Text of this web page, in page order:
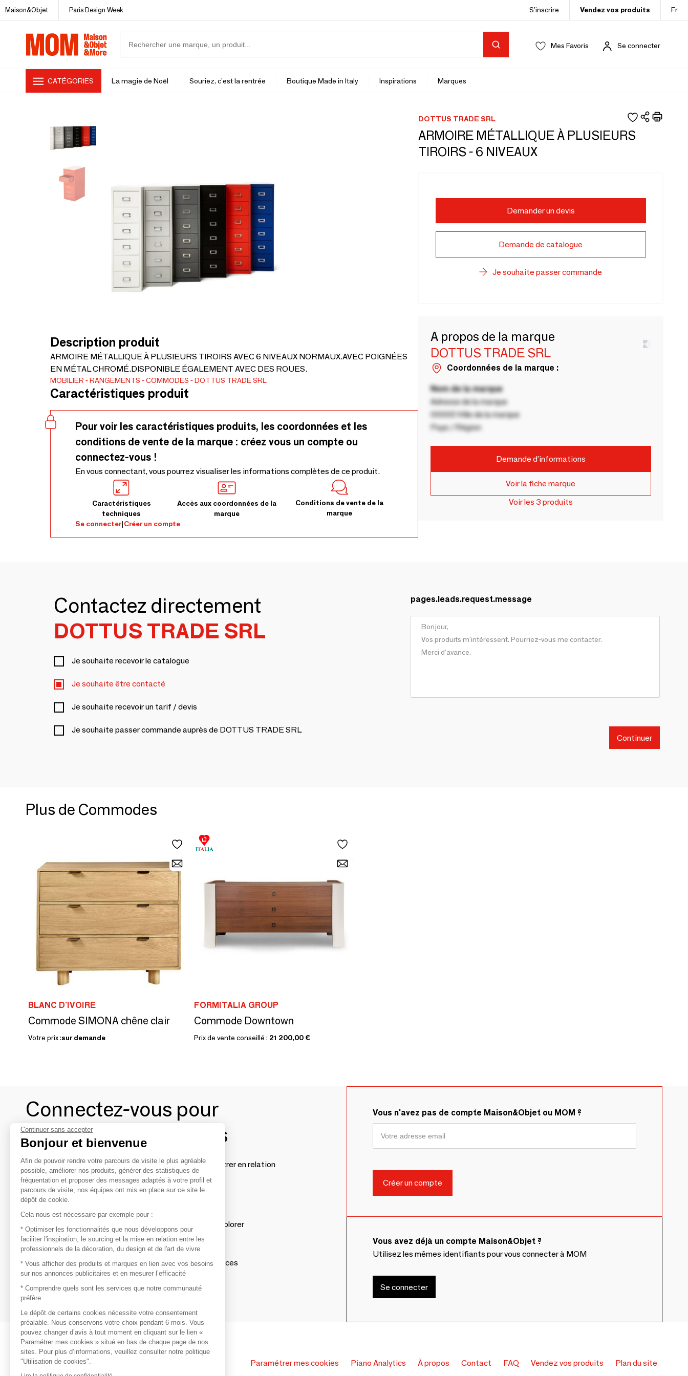
Maison&Objet Paris Design Week S’inscrire Vendez vos produits Fr
Mes Favoris Se connecter
CATÉGORIES La magie de Noël Souriez, c'est la rentrée Boutique Made in Italy Inspirations Marques
Description produit
ARMOIRE MÉTALLIQUE À PLUSIEURS TIROIRS AVEC 6 NIVEAUX NORMAUX.AVEC POIGNÉES
EN MÉTAL CHROMÉ.DISPONIBLE ÉGALEMENT AVEC DES ROUES.
MOBILIER RANGEMENTS COMMODES DOTTUS TRADE SRL
Caractéristiques produit
Pour voir les caractéristiques produits, les coordonnées et les
conditions de vente de la marque : créez vous un compte ou
connectez-vous !
En vous connectant, vous pourrez visualiser les informations complètes de ce produit.
Caractéristiques
techniques
Accès aux coordonnées de la
marque
Conditions de vente de la
marque
Se connecter|Créer un compte
DOTTUS TRADE SRL
ARMOIRE MÉTALLIQUE À PLUSIEURS
TIROIRS - 6 NIVEAUX
Demander un devis
Demande de catalogue
Je souhaite passer commande
A propos de la marque
DOTTUS TRADE SRL
Coordonnées de la marque :
Nom de la marque
Adresse de la marque
00000 Ville de la marque
Pays / Région
Demande d'informations
Voir la fiche marque
Voir les 3 produits
Contactez directement
DOTTUS TRADE SRL
Je souhaite recevoir le catalogue
Je souhaite être contacté
Je souhaite recevoir un tarif / devis
Je souhaite passer commande auprès de DOTTUS TRADE SRL
pages.leads.request.message
Continuer
Plus de Commodes
BLANC D'IVOIRE
Commode SIMONA chêne clair
Votre prix :sur demande
FORMITALIA GROUP
Commode Downtown
Prix de vente conseillé : 21 200,00 €
Connectez-vous pour
contacter les marques
Afin de profiter au mieux de l'expérience MOM et de rentrer en relation
avec vos marques préférées, créez-vous un compte.
Découvrir
Les produits de milliers de fournisseurs à explorer
S'inspirer
Inspiration et sélections de produits tendances
Contacter
Vous n'avez pas de compte Maison&Objet ou MOM ?
Vous avez déjà un compte Maison&Objet ?
Utilisez les mêmes identifiants pour vous connecter à MOM
Se connecter
Paramétrer mes cookies Piano Analytics À propos Contact FAQ Vendez vos produits Plan du site
Continuer sans accepter
Bonjour et bienvenue
Afin de pouvoir rendre votre parcours de visite le plus agréable
possible, améliorer nos produits, générer des statistiques de
fréquentation et proposer des messages adaptés à votre profil et
parcours de visite, nos équipes ont mis en place sur ce site le
dépôt de cookie.
Cela nous est nécessaire par exemple pour :
* Optimiser les fonctionnalités que nous développons pour
faciliter l'inspiration, le sourcing et la mise en relation entre les
professionnels de la décoration, du design et de l'art de vivre
* Vous afficher des produits et marques en lien avec vos besoins
sur nos annonces publicitaires et en mesurer l’efficacité
* Comprendre quels sont les services que notre communauté
préfère
Le dépôt de certains cookies nécessite votre consentement
préalable. Nous conservons votre choix pendant 6 mois. Vous
pouvez changer d’avis à tout moment en cliquant sur le lien «
Paramétrer mes cookies » situé en bas de chaque page de nos
sites. Pour plus d’informations, veuillez consulter notre politique
"Utilisation de cookies".